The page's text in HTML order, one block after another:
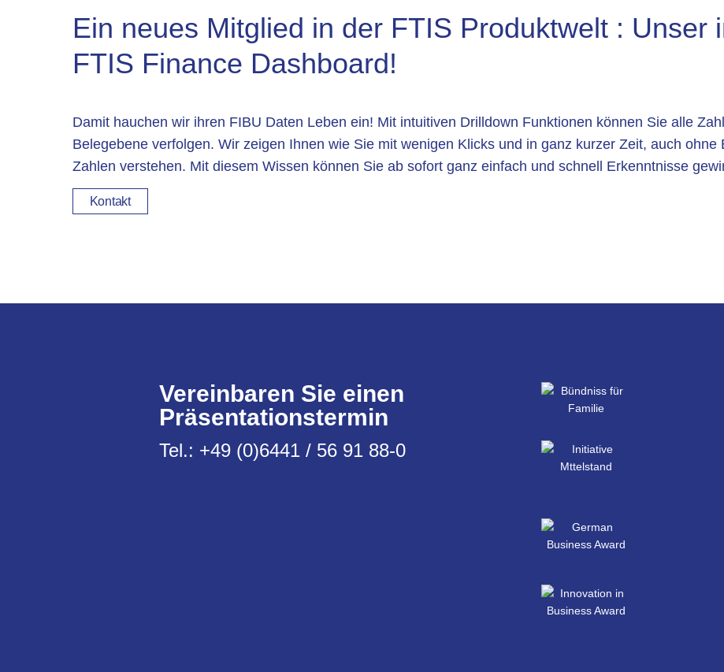
Ein neues Mitglied in der FTIS Produktwelt : Unser
FTIS Finance Dashboard!
Damit hauchen wir ihren FIBU Daten Leben ein! Mit intuitiven Drilldown Funktionen können Sie alle
Belegebene verfolgen. Wir zeigen Ihnen wie Sie mit wenigen Klicks und in ganz kurzer Zeit, auch
Zahlen verstehen. Mit diesem Wissen können Sie ab sofort ganz einfach und schnell Erkenntnisse
Kontakt
Vereinbaren Sie einen
Präsentationstermin
Tel.: +49 (0)6441 / 56 91 88-0